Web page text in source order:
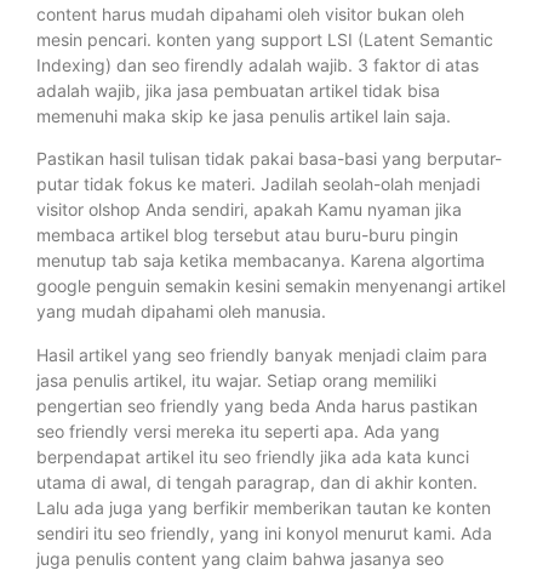
content harus mudah dipahami oleh visitor bukan oleh
mesin pencari. konten yang support LSI (Latent Semantic
Indexing) dan seo firendly adalah wajib. 3 faktor di atas
adalah wajib, jika jasa pembuatan artikel tidak bisa
memenuhi maka skip ke jasa penulis artikel lain saja.
Pastikan hasil tulisan tidak pakai basa-basi yang berputar-
putar tidak fokus ke materi. Jadilah seolah-olah menjadi
visitor olshop Anda sendiri, apakah Kamu nyaman jika
membaca artikel blog tersebut atau buru-buru pingin
menutup tab saja ketika membacanya. Karena algortima
google penguin semakin kesini semakin menyenangi artikel
yang mudah dipahami oleh manusia.
Hasil artikel yang seo friendly banyak menjadi claim para
jasa penulis artikel, itu wajar. Setiap orang memiliki
pengertian seo friendly yang beda Anda harus pastikan
seo friendly versi mereka itu seperti apa. Ada yang
berpendapat artikel itu seo friendly jika ada kata kunci
utama di awal, di tengah paragrap, dan di akhir konten.
Lalu ada juga yang berfikir memberikan tautan ke konten
sendiri itu seo friendly, yang ini konyol menurut kami. Ada
juga penulis content yang claim bahwa jasanya seo